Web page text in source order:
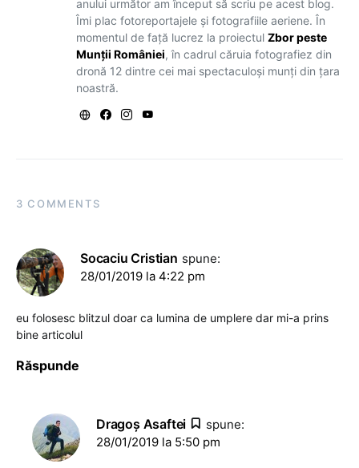
anului următor am început să scriu pe acest blog.
Îmi plac fotoreportajele și fotografiile aeriene. În
momentul de față lucrez la proiectul Zbor peste
Munții României, în cadrul căruia fotografiez din
dronă 12 dintre cei mai spectaculoși munți din țara
noastră.
3 COMMENTS
Socaciu Cristian spune:
28/01/2019 la 4:22 pm
eu folosesc blitzul doar ca lumina de umplere dar mi-a prins
bine articolul
Răspunde
Dragoş Asaftei
spune:
28/01/2019 la 5:50 pm